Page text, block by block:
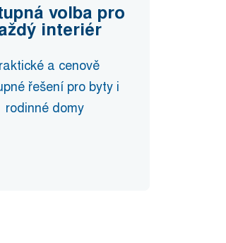
volba pro
interiér
a cenově
řešení pro byty i
rodinné domy